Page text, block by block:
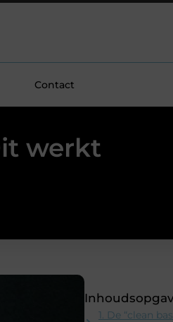
Contact
werkt
1. De “clean